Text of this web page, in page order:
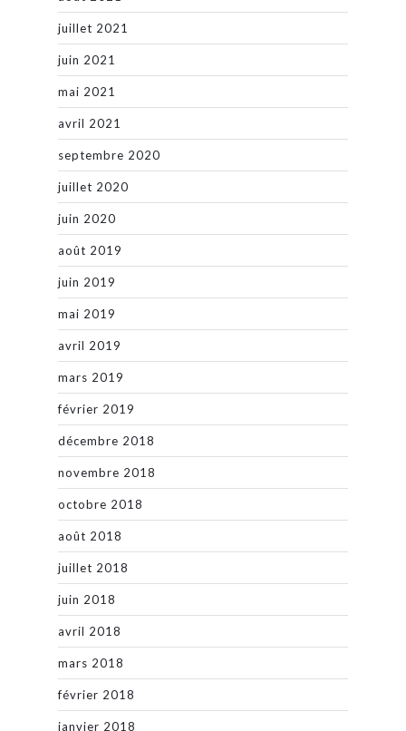
juillet 2021
juin 2021
mai 2021
avril 2021
septembre 2020
juillet 2020
juin 2020
août 2019
juin 2019
mai 2019
avril 2019
mars 2019
février 2019
décembre 2018
novembre 2018
octobre 2018
août 2018
juillet 2018
juin 2018
avril 2018
mars 2018
février 2018
janvier 2018